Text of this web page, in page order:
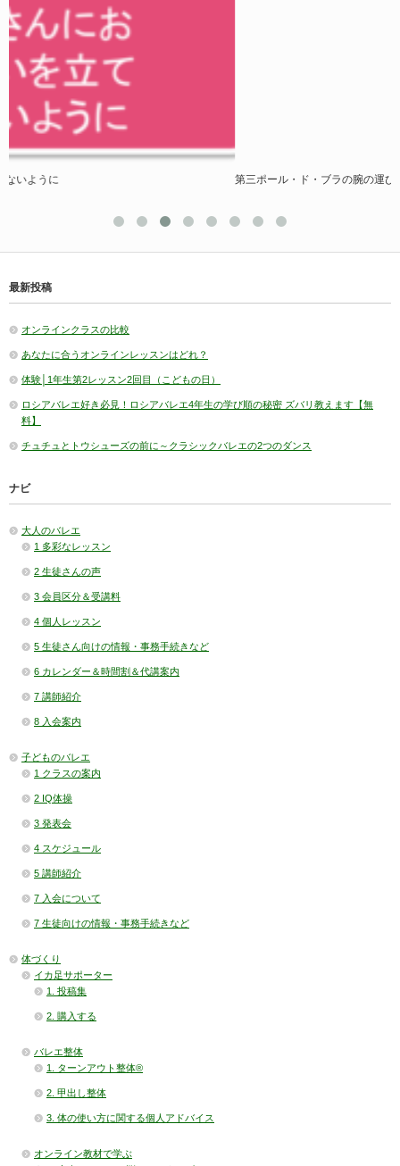
第三ポール・ド・ブラの腕の運び方～月１ワンポイントアドバイス
最新投稿
オンラインクラスの比較
あなたに合うオンラインレッスンはどれ？
体験│1年生第2レッスン2回目（こどもの日）
ロシアバレエ好き必見！ロシアバレエ4年生の学び順の秘密 ズバリ教えます【無
料】
チュチュとトウシューズの前に～クラシックバレエの2つのダンス
ナビ
大人のバレエ
1 多彩なレッスン
2 生徒さんの声
3 会員区分＆受講料
4 個人レッスン
5 生徒さん向けの情報・事務手続きなど
6 カレンダー＆時間割＆代講案内
7 講師紹介
8 入会案内
子どものバレエ
1 クラスの案内
2 IQ体操
3 発表会
4 スケジュール
5 講師紹介
7 入会について
7 生徒向けの情報・事務手続きなど
体づくり
イカ足サポーター
1. 投稿集
2. 購入する
バレエ整体
1. ターンアウト整体®
2. 甲出し整体
3. 体の使い方に関する個人アドバイス
オンライン教材で学ぶ